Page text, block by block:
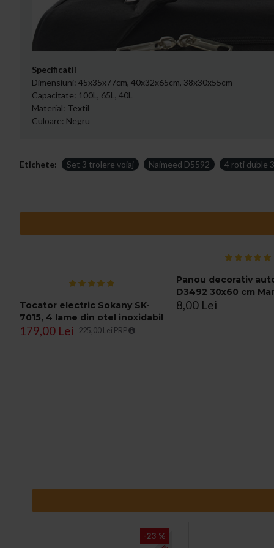
Specificatii
Dimensiuni: 45x35x77cm, 40x32x65cm, 38x30x55cm
Capacitate: 100L, 65L, 40L
Material: Textil
Culoare: Negru
Etichete: Set 3 trolere voiaj Naimeed D5592 4 roti duble
Tocator electric Sokany SK-
7015, 4 lame din otel inoxidabil
de inalta calitate, 800 W, 4.5L,
179,00 Lei 225,00 Lei PRP
Panou decorativ
D3492 30x60 cm
Neagra
8,00 Lei
-23 %